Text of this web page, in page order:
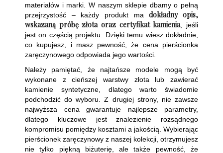
materiałów i marki. W naszym sklepie dbamy o pełną
przejrzystość – każdy produkt madokładny opis,
wskazaną próbę złota oraz certyfikat kamienia, jeśli
jest on częścią projektu. Dzięki temu wiesz dokładnie,
co kupujesz, i masz pewność, że cena pierścionka
zaręczynowego odpowiada jego wartości.
Należy pamiętać, że najtańsze modele mogą być
wykonane z cieńszej warstwy złota lub zawierać
kamienie syntetyczne, dlatego warto świadomie
podchodzić do wyboru. Z drugiej strony, nie zawsze
najwyższa cena gwarantuje najlepsze parametry,
dlatego kluczowe jest znalezienie rozsądnego
kompromisu pomiędzy kosztami a jakością. Wybierając
pierścionek zaręczynowy z naszej kolekcji, otrzymujesz
nie tylko piękną biżuterię, ale także pewność, że